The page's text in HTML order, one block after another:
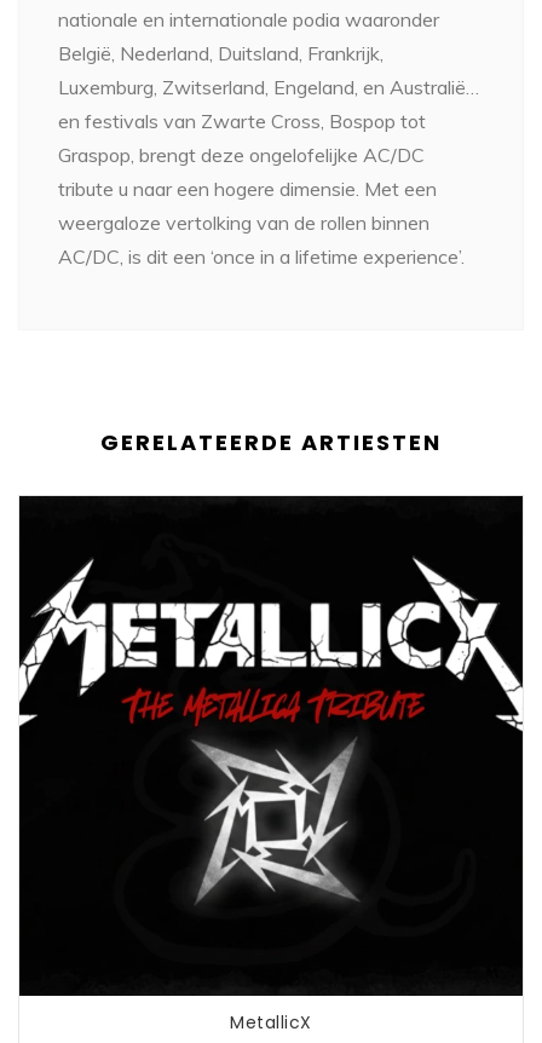
nationale en internationale podia waaronder
België, Nederland, Duitsland, Frankrijk,
Luxemburg, Zwitserland, Engeland, en Australië…
en festivals van Zwarte Cross, Bospop tot
Graspop, brengt deze ongelofelijke AC/DC
tribute u naar een hogere dimensie. Met een
weergaloze vertolking van de rollen binnen
AC/DC, is dit een ‘once in a lifetime experience’.
GERELATEERDE ARTIESTEN
MetallicX